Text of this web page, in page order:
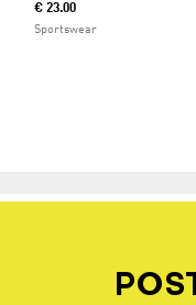
€ 23.00
Sportswear